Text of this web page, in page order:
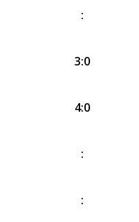
:
3:0
4:0
:
: